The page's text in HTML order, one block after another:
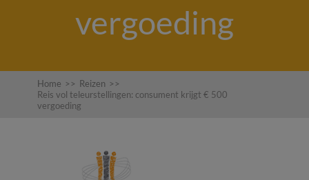
vergoeding
Home >> Reizen >>
Reis vol teleurstellingen: consument krijgt € 500
vergoeding